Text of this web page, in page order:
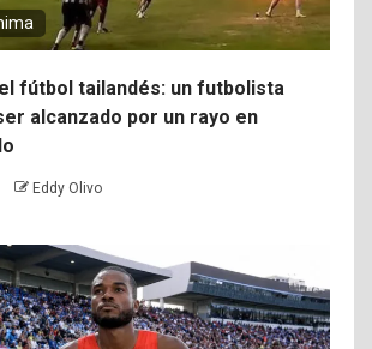
fútbol tailandés: un futbolista
alcanzado por un rayo en
Eddy Olivo